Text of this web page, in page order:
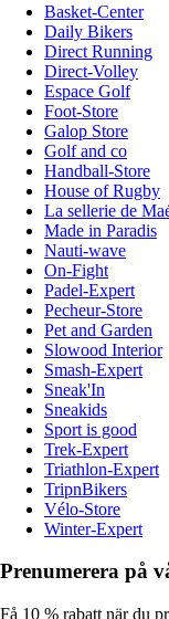
Basket-Center
Daily Bikers
Direct Running
Direct-Volley
Espace Golf
Foot-Store
Galop Store
Golf and co
Handball-Store
House of Rugby
La sellerie de
Made in Paradis
Nauti-wave
On-Fight
Padel-Expert
Pecheur-Store
Pet and Garden
Slowood Interior
Smash-Expert
Sneak'In
Sneakids
Sport is good
Trek-Expert
Triathlon-Expert
TripnBikers
Vélo-Store
Winter-Expert
Prenumerera på
Få 10 % rabatt när du